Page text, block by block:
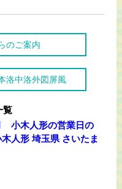
のご案内
洛中洛外図屏風
覧
小木人形の営業日の
人形 埼玉県 さいたま